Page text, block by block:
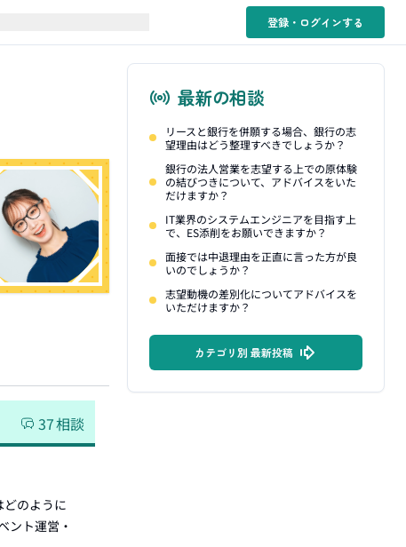
登録・ログインする
37相談
のように
ント運営・
最新の相談
リースと銀行を併願する場合、銀行の志
望理由はどう整理すべきでしょうか？
銀行の法人営業を志望する上での原体験
の結びつきについて、アドバイスをいた
だけますか？
IT業界のシステムエンジニアを目指す上
で、ES添削をお願いできますか？
面接では中退理由を正直に言った方が良
いのでしょうか？
志望動機の差別化についてアドバイスを
いただけますか？
カテゴリ別 最新投稿